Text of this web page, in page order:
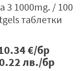
3 1000mg. / 100
таблетки
€/бр
лв./бр